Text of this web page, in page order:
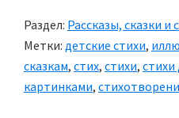
мышек
Раздел: Рассказы, сказки и
Метки: детские стихи,
сказкам, стих, стихи, стихи
картинками,